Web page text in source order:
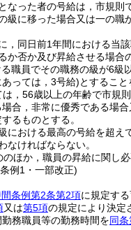
なった者の号給は，市規則
級に移った場合又は一の
，同日前1年間における当
か否か及び昇給させる場合
職員でその職務の級が6
っては，3号給)とするこ
，56歳以上の年齢で市規
合，非常に優秀である場
るものとする。
における最高の号給を超え
なければならない。
ほか，職員の昇給に関し
例1・一部改正)
条例第2条第2項に規定す
又は第5項の規定により決定
務職員等の勤務時間を同